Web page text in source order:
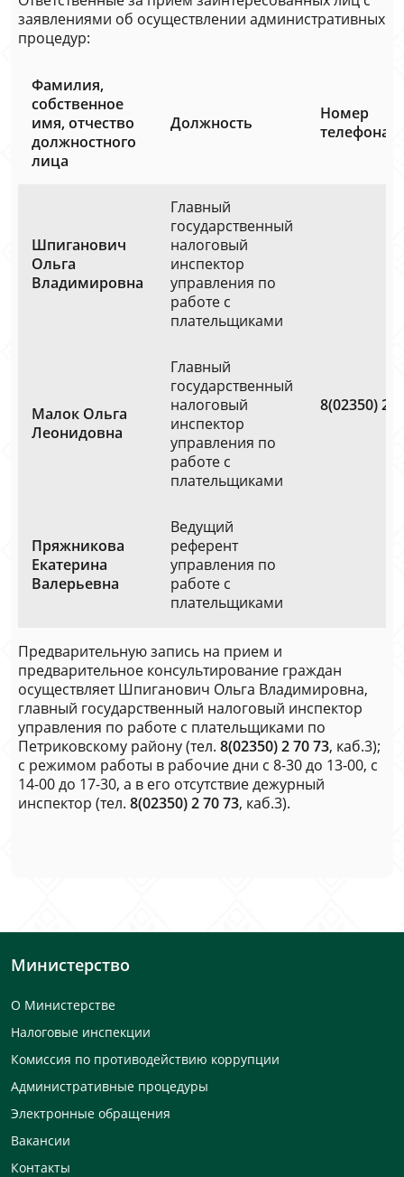
заявлениями об осуществлении административных
процедур:
Фамилия,
собственное
имя, отчество
должностного
лица
Должность
Номер
телефона
Шпиганович
Ольга
Владимировна
Главный
государственный
налоговый
инспектор
управления по
работе с
плательщиками
8(02350) 2
Малок Ольга
Леонидовна
Главный
государственный
налоговый
инспектор
управления по
работе с
плательщиками
Пряжникова
Екатерина
Валерьевна
Ведущий
референт
управления по
работе с
плательщиками
Предварительную запись на прием и
предварительное консультирование граждан
осуществляет Шпиганович Ольга Владимировна,
главный государственный налоговый инспектор
управления по работе с плательщиками по
Петриковскому району (тел. 8(02350) 2 70 73, каб.3);
с режимом работы в рабочие дни с 8-30 до 13-00, с
14-00 до 17-30, а в его отсутствие дежурный
инспектор (тел. 8(02350) 2 70 73, каб.3).
Министерство
О Министерстве
Налоговые инспекции
Комиссия по противодействию коррупции
Административные процедуры
Электронные обращения
Вакансии
Контакты